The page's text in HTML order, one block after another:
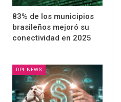
83% de los municipios
brasileños mejoró su
conectividad en 2025
DPL NEWS